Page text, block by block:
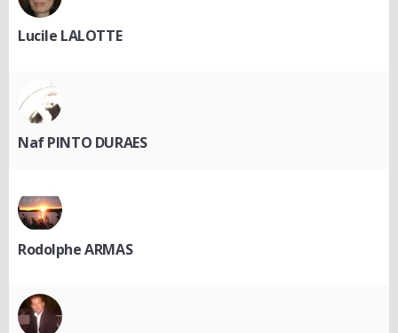
Lucile LALOTTE
Naf PINTO DURAES
Rodolphe ARMAS